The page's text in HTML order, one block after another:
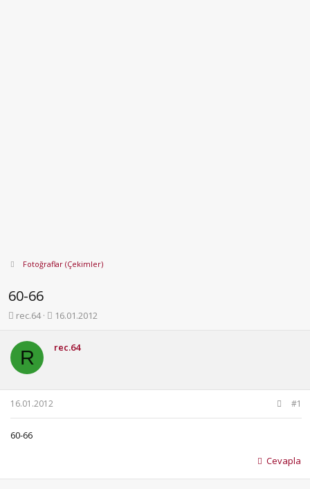
Fotoğraflar (Çekimler)
60-66
K
n
y
u
b
l
a
rec.64
B
l
g
h
16.01.2012
R rec.64
16.01.2012 #1
60-66
Cevapla